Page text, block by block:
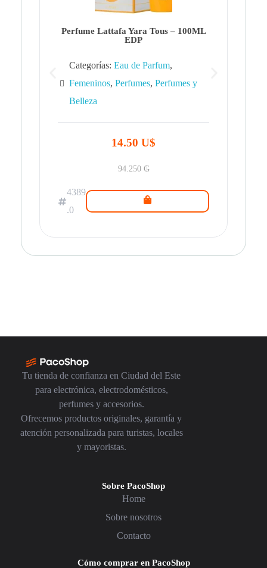
Perfume Lattafa Yara Tous – 100ML
EDP
Categorías: Eau de Parfum,
Femeninos, Perfumes, Perfumes y
Belleza
14.50 U$
94.250 ₲
4389
.0
Tu tienda de confianza en Ciudad del Este
para electrónica, electrodomésticos,
perfumes y accesorios.
Ofrecemos productos originales, garantía y
atención personalizada para turistas, locales
y mayoristas.
Sobre PacoShop
Home
Sobre nosotros
Contacto
Cómo comprar en PacoShop